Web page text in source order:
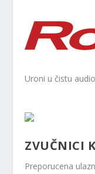
Uroni u čistu
ZVUČNICI
Preporucena